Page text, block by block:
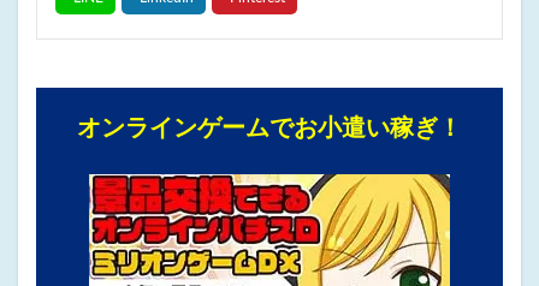
オンラインゲームでお小遣い稼ぎ！